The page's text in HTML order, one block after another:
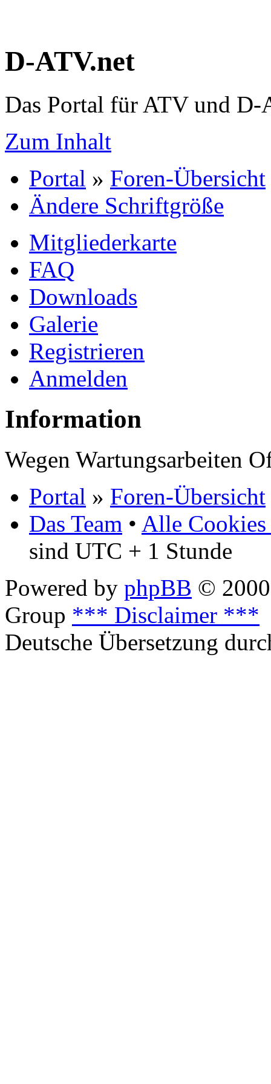
D-ATV.net
Das Portal für ATV und D-
Zum Inhalt
Portal » Foren-Übersicht
Ändere Schriftgröße
Mitgliederkarte
FAQ
Downloads
Galerie
Registrieren
Anmelden
Information
Wegen Wartungsarbeiten
Portal » Foren-Übersicht
Das Team • Alle Cookies
sind UTC + 1 Stunde
Powered by phpBB ©
Group *** Disclaimer ***
Deutsche Übersetzung